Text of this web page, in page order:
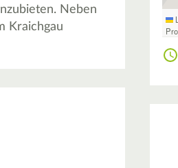
Neben
Kraichgau